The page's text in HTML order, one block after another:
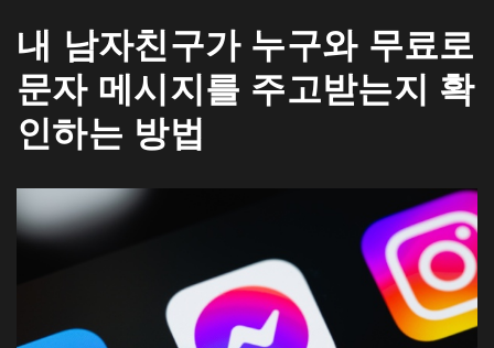
내 남자친구가 누구와 무료로
문자 메시지를 주고받는지 확
인하는 방법